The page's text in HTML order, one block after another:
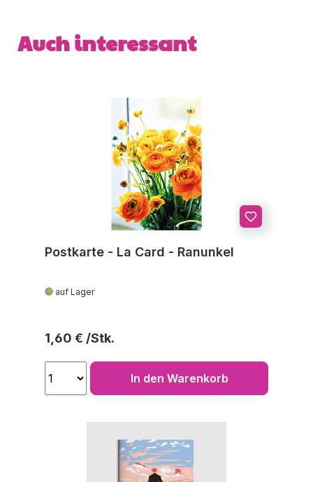
Produktgalerie überspringen
Auch interessant
Postkarte - La Card - Ranunkel
auf Lager
Regulärer Preis:
1,60 €
In den Warenkorb